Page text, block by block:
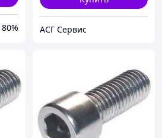
80% АСГ Сервис